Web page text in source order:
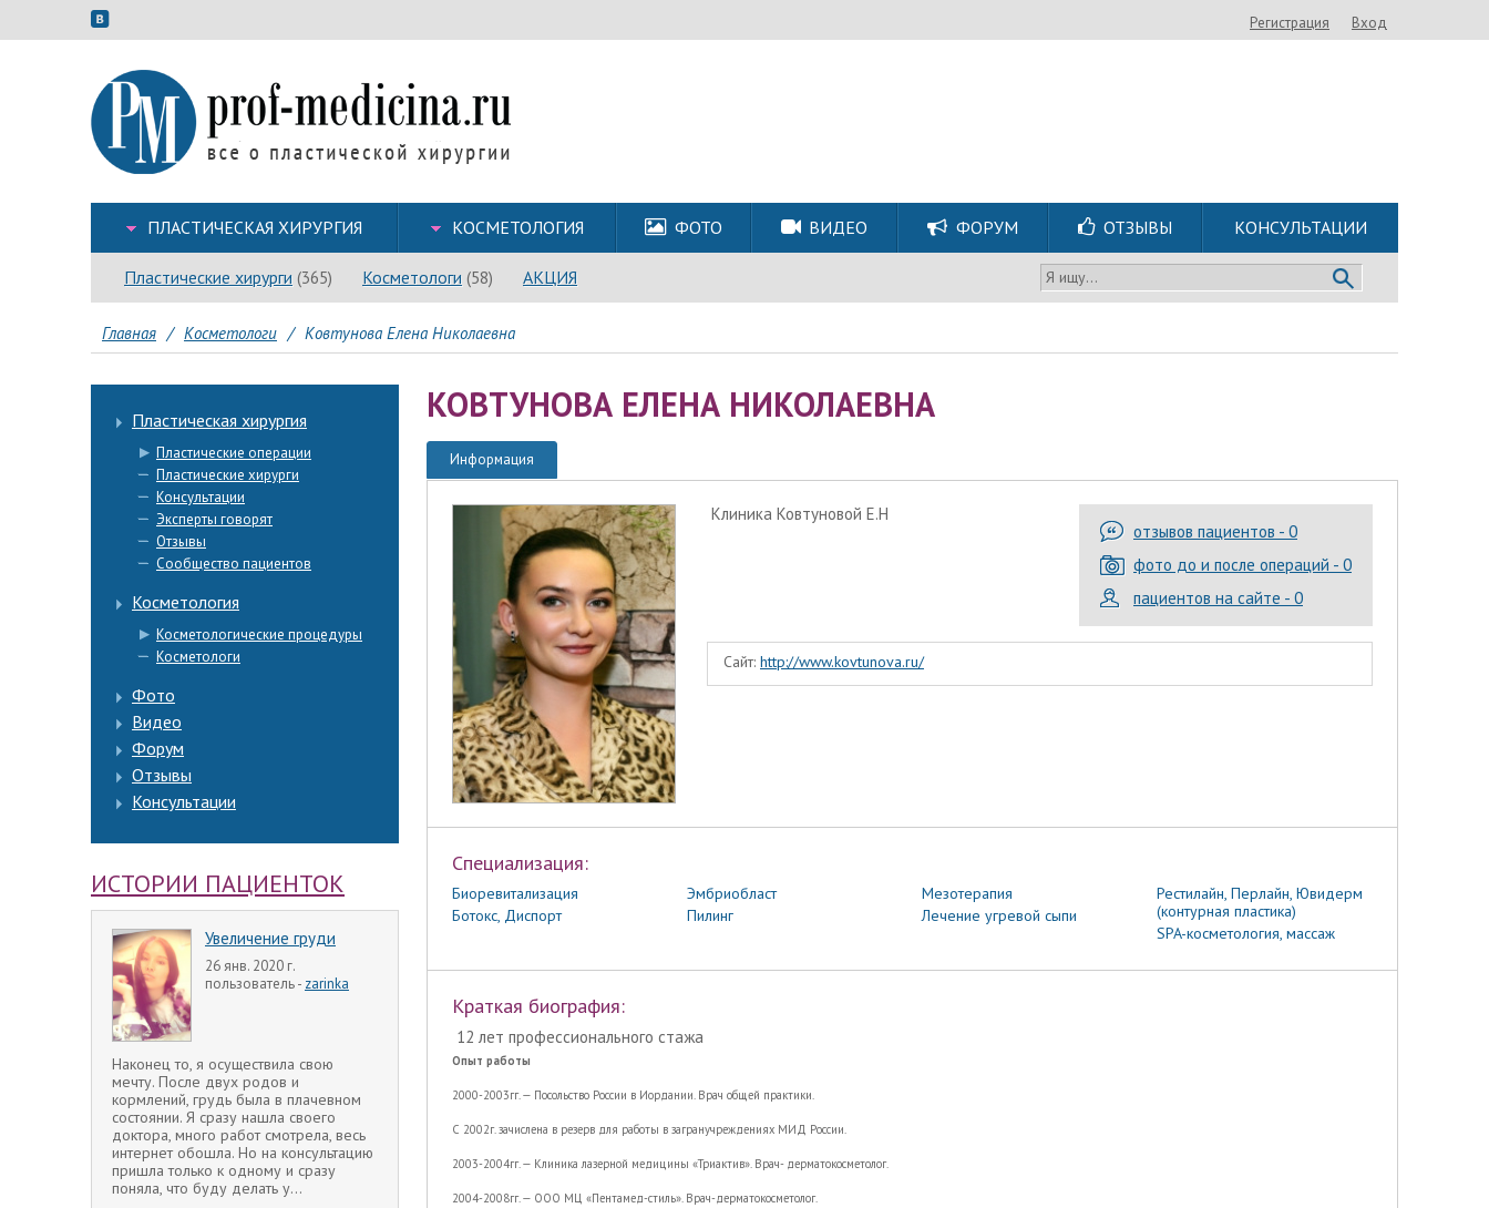
Регистрация Вход
ПЛАСТИЧЕСКАЯ ХИРУРГИЯ КОСМЕТОЛОГИЯ ФОТО ВИДЕО ФОРУМ ОТЗЫВЫ КОНСУЛЬТАЦИИ
Пластические хирурги (365) Косметологи (58) АКЦИЯ Я ищу...
Главная / Косметологи / Ковтунова Елена Николаевна
Пластическая хирургия
Пластические операции
Пластические хирурги
Консультации
Эксперты говорят
Отзывы
Сообщество пациентов
Косметология
Косметологические процедуры
Косметологи
Фото
Видео
Форум
Отзывы
Консультации
ИСТОРИИ ПАЦИЕНТОК
Увеличение груди
26 янв. 2020 г.
пользователь - zarinka
Наконец то, я осуществила свою
мечту. После двух родов и
кормлений, грудь была в плачевном
состоянии. Я сразу нашла своего
доктора, много работ смотрела, весь
интернет обошла. Но на консультацию
пришла только к одному и сразу
поняла, что буду делать у...
КОВТУНОВА ЕЛЕНА НИКОЛАЕВНА
Информация
отзывов пациентов - 0
фото до и после операций - 0
пациентов на сайте - 0
Клиника Ковтуновой Е.Н
Сайт: http://www.kovtunova.ru/
Специализация:
Биоревитализация
Ботокс, Диспорт
Эмбриобласт
Пилинг
Мезотерапия
Лечение угревой сыпи
Рестилайн, Перлайн, Ювидерм
(контурная пластика)
SPA-косметология, массаж
Краткая биография:
12 лет профессионального стажа
Опыт работы
2000-2003гг. — Посольство России в Иордании. Врач общей практики.
С 2002г. зачислена в резерв для работы в загранучреждениях МИД России.
2003-2004гг. — Клиника лазерной медицины «Триактив». Врач- дерматокосметолог.
2004-2008гг. — ООО МЦ «Пентамед-стиль». Врач-дерматокосметолог.